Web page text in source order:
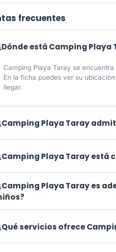
frecuentes
está Camping Playa
Camping Playa Taray se
En la ficha puedes ver su
llegar.
Playa Taray
Playa Taray está
Playa Taray es
servicios ofrece